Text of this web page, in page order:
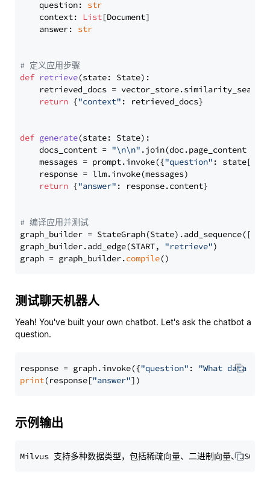
    question:
str
    context:
List[Document]
    answer:
str
# 定义应用步骤
def retrieve(state: State):
retrieved_docs =
return {"context" : retrieved_docs}
def generate(state: State):
    docs_content =
"\n\n" .join(doc.page_content
    messages = prompt.invoke({
"question" : state[
    response = llm.invoke(messages)
return {"answer" : response.content}
# 编译应用并测试
graph_builder =
graph_builder.add_edge(START, "retrieve")
graph = graph_builder.compile
测试聊天机器人
Yeah! You've built your own chatbot. Let's ask the chatbot a
question.
response = graph.invoke({"question" : "What data
print(response["answer"
示例输出